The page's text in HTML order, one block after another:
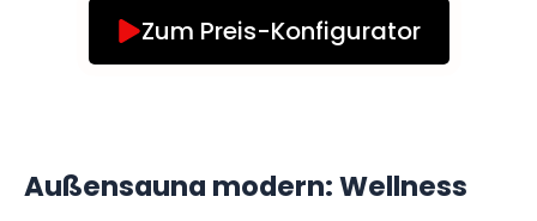
Zum Preis-Konfigurator
Außensauna modern: Wellness